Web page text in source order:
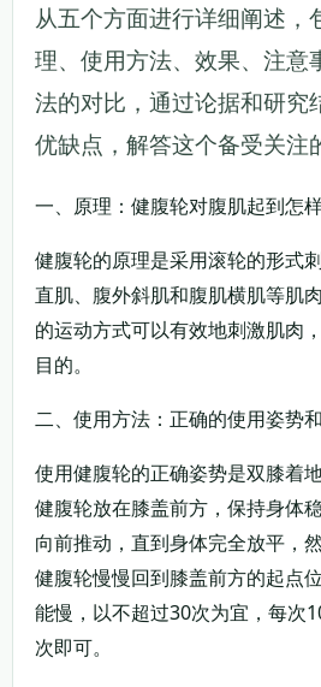
从五个方面进行详细阐述，
理、使用方法、效果、注意
法的对比，通过论据和研究
优缺点，解答这个备受关注
一、原理：健腹轮对腹肌起到怎
健腹轮的原理是采用滚轮的形式
直肌、腹外斜肌和腹肌横肌等肌
的运动方式可以有效地刺激肌肉
目的。
二、使用方法：正确的使用姿势
使用健腹轮的正确姿势是双膝着
健腹轮放在膝盖前方，保持身体
向前推动，直到身体完全放平，
健腹轮慢慢回到膝盖前方的起点
能慢，以不超过30次为宜，每次
次即可。